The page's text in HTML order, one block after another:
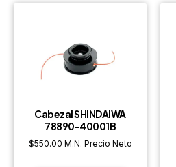
Cabezal SHINDAIWA
78890-40001B
$550.00 M.N. Precio Neto